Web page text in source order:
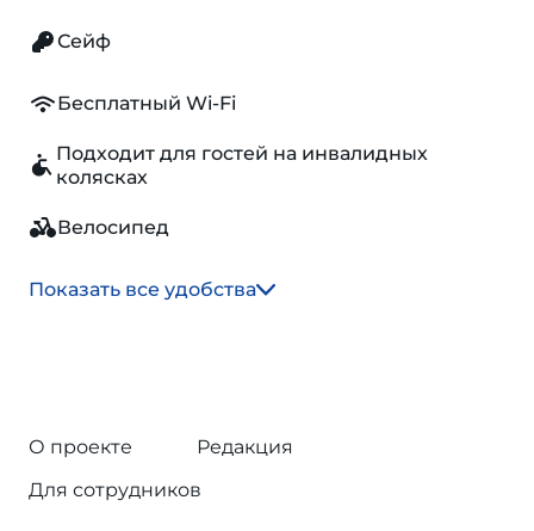
Сейф
Бесплатный Wi-Fi
Подходит для гостей на инвалидных
колясках
Велосипед
Показать все удобства
О проекте
Редакция
Для сотрудников